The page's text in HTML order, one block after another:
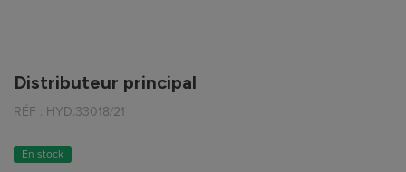
Distributeur principal
RÉF : HYD.33018/21
En stock